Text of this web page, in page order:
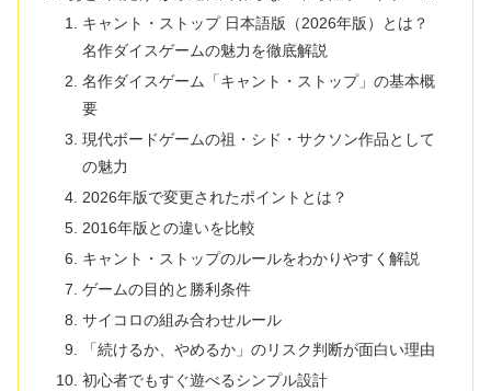
キャント・ストップ 日本語版（2026年版）とは？
名作ダイスゲームの魅力を徹底解説
名作ダイスゲーム「キャント・ストップ」の基本概
要
現代ボードゲームの祖・シド・サクソン作品として
の魅力
2026年版で変更されたポイントとは？
2016年版との違いを比較
キャント・ストップのルールをわかりやすく解説
ゲームの目的と勝利条件
サイコロの組み合わせルール
「続けるか、やめるか」のリスク判断が面白い理由
初心者でもすぐ遊べるシンプル設計